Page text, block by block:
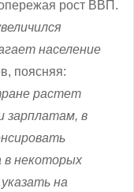
рост ВВП.
население
поясняя:
растет
зарплатам, в
в некоторых
на